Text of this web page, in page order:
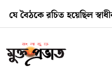
যে বৈঠকে রচিত হয়েছিল